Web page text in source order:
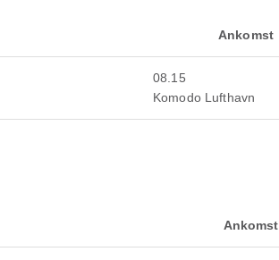
Ankomst
08.15
Komodo Lufthavn
Ankomst